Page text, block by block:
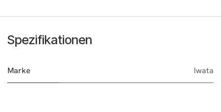
Spezifikationen
Marke Iwata